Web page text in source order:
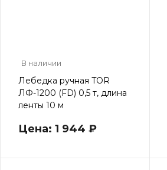
В наличии
Лебедка ручная TOR
ЛФ-1200 (FD) 0,5 т, длина
ленты 10 м
Цена: 1 944 ₽